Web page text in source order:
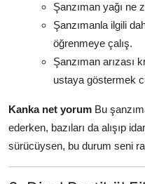
Şanzıman yağı ne
Şanzımanla ilgili
öğrenmeye çalış.
Şanzıman arızası
ustaya göstermek
Kanka net yorum Bu
ederken, bazıları da alışıp
sürücüysen, bu durum seni